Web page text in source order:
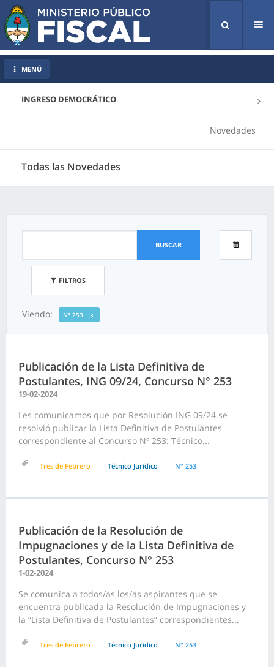
INGRESO DEMOCRÁTICO
Novedades
Todas las Novedades
MENÚ
BUSCAR
FILTROS
Viendo: N° 253
Publicación de la Lista Definitiva de
Postulantes, ING 09/24, Concurso N° 253
19-02-2024
Les comunicamos que por Resolución ING 09/24 se
resolvió publicar la Lista Definitiva de Postulantes
correspondiente al Concurso Nº 253: Técnico...
Tres de Febrero Técnico Jurídico N° 253
Publicación de la Resolución de
Impugnaciones y de la Lista Definitiva de
Postulantes, Concurso N° 253
1-02-2024
Se comunica a todos/as los/as aspirantes que se
encuentra publicada la Resolución de Impugnaciones y
la “Lista Definitiva de Postulantes” correspondientes...
Tres de Febrero Técnico Jurídico N° 253